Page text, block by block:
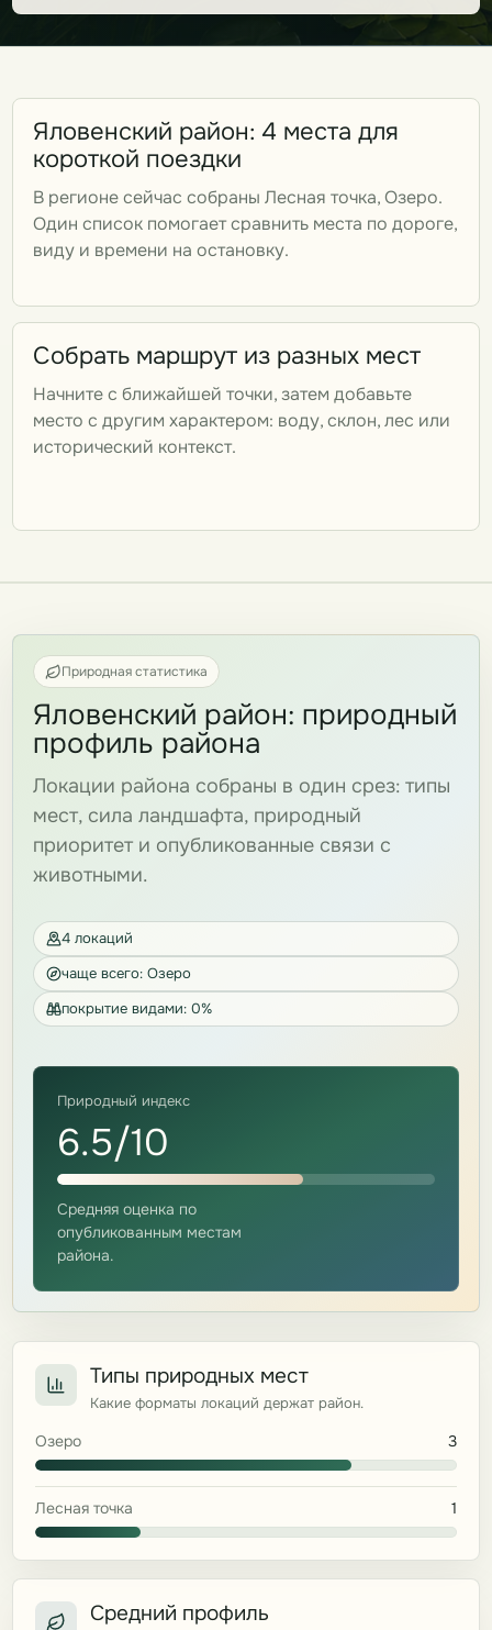
Яловенский район: 4 места для
короткой поездки
В регионе сейчас собраны Лесная точка, Озеро.
Один список помогает сравнить места по дороге,
виду и времени на остановку.
Собрать маршрут из разных мест
Начните с ближайшей точки, затем добавьте
место с другим характером: воду, склон, лес или
исторический контекст.
Природная статистика
Яловенский район: природный
профиль района
Локации района собраны в один срез: типы
мест, сила ландшафта, природный
приоритет и опубликованные связи с
животными.
4 локаций
чаще всего: Озеро
покрытие видами: 0%
Природный индекс
6.5/10
Средняя оценка по
опубликованным местам
района.
Типы природных мест
Какие форматы локаций держат район.
Озеро 3
Лесная точка 1
Средний профиль